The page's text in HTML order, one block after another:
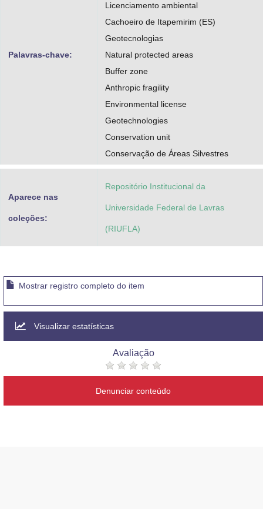
Palavras-chave:
Licenciamento ambiental
Cachoeiro de Itapemirim (ES)
Geotecnologias
Natural protected areas
Buffer zone
Anthropic fragility
Environmental license
Geotechnologies
Conservation unit
Conservação de Áreas Silvestres
Aparece nas
coleções:
Repositório Institucional da
Universidade Federal de Lavras
(RIUFLA)
Mostrar registro completo do item
Visualizar estatísticas
Avaliação
Denunciar conteúdo